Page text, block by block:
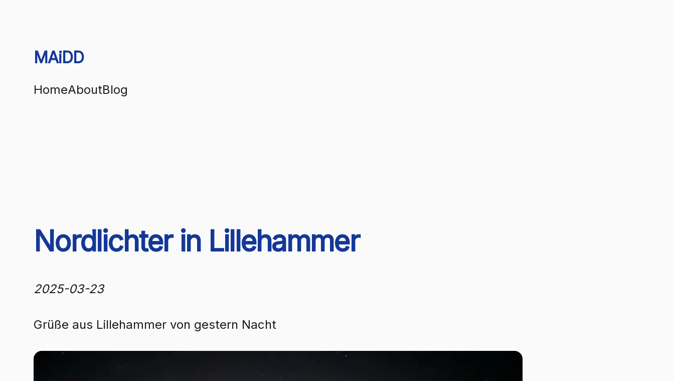
MAiDD
HomeAboutBlog
Nordlichter in Lillehammer
2025-03-23
Grüße aus Lillehammer von gestern Nacht